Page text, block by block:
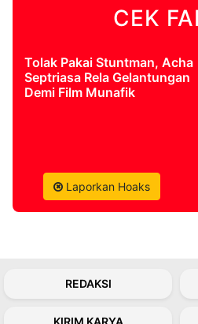
CEK
Tolak Pakai Stuntman, Acha
Septriasa Rela Gelantungan
Demi Film Munafik
Laporkan Hoaks
REDAKSI
KIRIM KARYA